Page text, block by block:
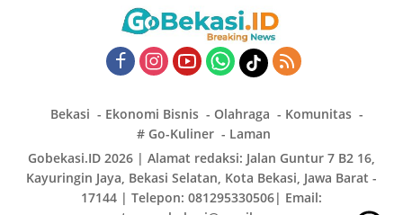
Bekasi Ekonomi Bisnis Olahraga
Komunitas
# Go-Kuliner
Laman
Gobekasi.ID 2026 | Alamat redaksi: Jalan Guntur 7 B2 16,
Kayuringin Jaya, Bekasi Selatan, Kota Bekasi, Jawa Barat -
17144 | Telepon: 081295330506| Email: